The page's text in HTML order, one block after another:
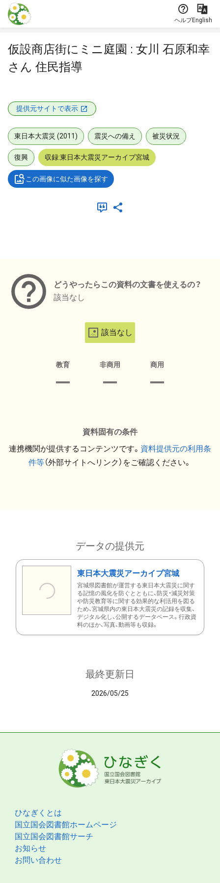
本文に飛ぶ
ヘルプEnglish
仮設商店街にミニ庭園 : 女川 石原和幸
さん 住民指導
提供元サイトで表示
東日本大震災 (2011) 震災への備え 被災状況
復興 収録:東日本大震災アーカイブ宮城
この画像に似た画像を探す
どうやったらこの資料の文書を使えるの？
該当なし
該当なし
教育 非商用 商用
資料固有の条件
連携機関が提供するコンテンツです。 資料提供元の利用条
件等（外部サイトへリンク）をご確認ください。
データの提供元
東日本大震災アーカイブ宮城
宮城県図書館が運営する東日本大震災に関す
る記憶の風化を防ぐとともに、防災・減災対策
や防災教育等に関する効果的な利活用を図る
ため、宮城県内の東日本大震災の記録を収集、
デジタル化し、公開するデータベース。行政資
料のほか、写真、動画等も収録。
最終更新日
2026/05/25
ひなぎくとは
国立国会図書館ホームページ
国立国会図書館サーチ
お知らせ
お問い合わせ